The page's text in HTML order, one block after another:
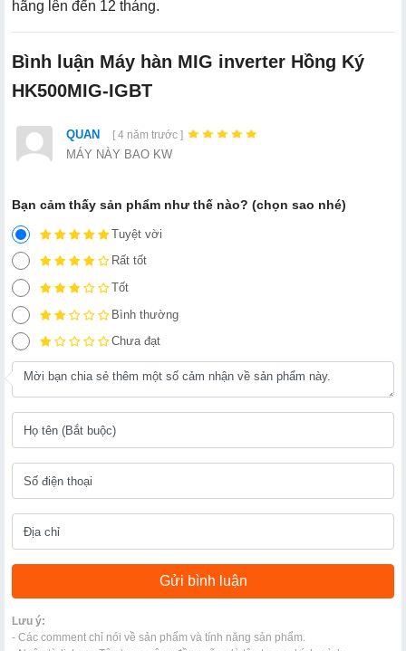
hãng lên đến 12 tháng.
Bình luận Máy hàn MIG inverter Hồng Ký
HK500MIG-IGBT
QUAN [ 4 năm trước ]
MÁY NÀY BAO KW
Bạn cảm thấy sản phẩm như thế nào? (chọn sao nhé)
Tuyệt vời
Rất tốt
Tốt
Bình thường
Chưa đạt
Lưu ý:
- Các comment chỉ nói về sản phẩm và tính năng sản phẩm.